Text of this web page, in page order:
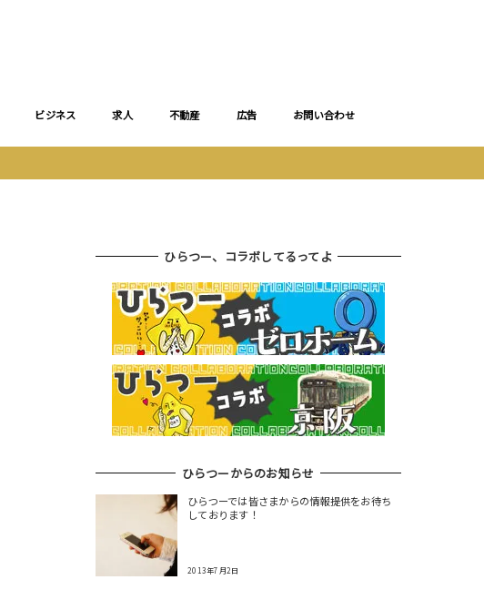
ビジネス 求人 不動産 広告 お問い合わせ
ひらつー、コラボしてるってよ
ひらつーからのお知らせ
ひらつーでは皆さまからの情報提供をお待ち
しております！
2013年7月2日